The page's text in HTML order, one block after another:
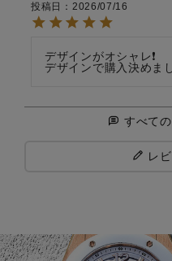
投稿日
2026/07/16
デザインがオシャレ❗
デザインで購入決めま
すべて
レ